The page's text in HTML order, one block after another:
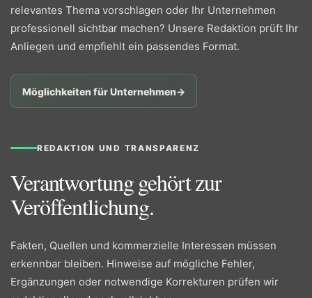
relevantes Thema vorschlagen oder Ihr Unternehmen
professionell sichtbar machen? Unsere Redaktion prüft Ihr
Anliegen und empfiehlt ein passendes Format.
Möglichkeiten für Unternehmen→
REDAKTION UND TRANSPARENZ
Verantwortung gehört zur
Veröffentlichung.
Fakten, Quellen und kommerzielle Interessen müssen
erkennbar bleiben. Hinweise auf mögliche Fehler,
Ergänzungen oder notwendige Korrekturen prüfen wir